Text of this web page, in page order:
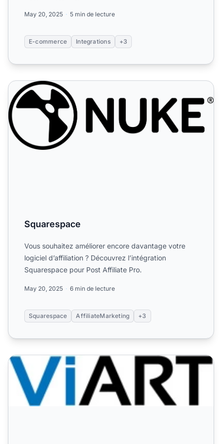
May 20, 2025 5 min de lecture
E-commerce Integrations +3
Squarespace
Squarespace
Vous souhaitez améliorer encore davantage votre
logiciel d’affiliation ? Découvrez l’intégration
Squarespace pour Post Affiliate Pro.
May 20, 2025 6 min de lecture
Squarespace AffiliateMarketing +3
ViArt